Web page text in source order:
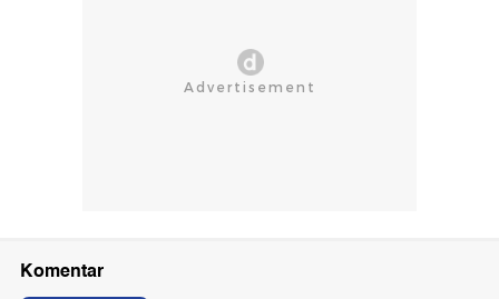
Komentar